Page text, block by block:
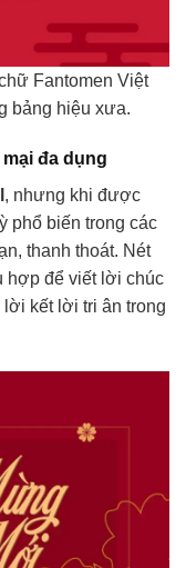
Fantomen Việt
bảng hiệu xưa.
đa dụng
, nhưng khi được
phổ biến trong các
thanh thoát. Nét
hợp để viết lời chúc
lời kết lời tri ân trong